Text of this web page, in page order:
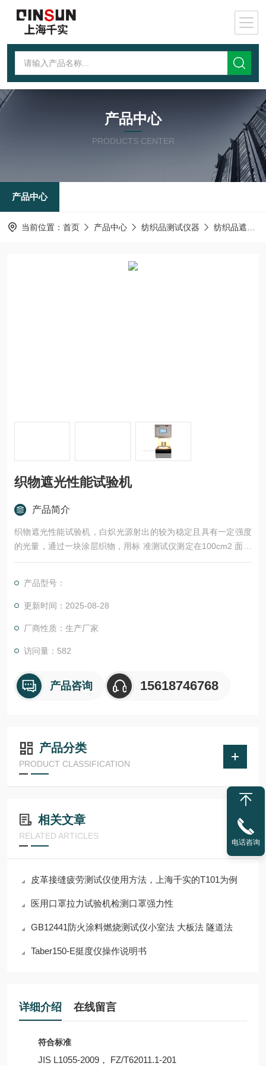
产品中心
PRODUCTS CENTER
产品中心
当前位置： 首页 产品中心 纺织品测试仪器 纺织品遮光性测定仪
织物遮光性能试验机
产品简介
织物遮光性能试验机，白炽光源射出的较为稳定且具有一定强度
的光量，通过一块涂层织物，用标 准测试仪测定在100cm2 面积
上被涂层织物阻挡吸收后透过的光量，并与无试样时的原始光量
产品型号：
更新时间：2025-08-28
厂商性质：生产厂家
访问量：582
产品咨询 15618746768
产品分类
PRODUCT CLASSIFICATION
相关文章
RELATED ARTICLES
皮革接缝疲劳测试仪使用方法，上海千实的T101为例
医用口罩拉力试验机检测口罩强力性
GB12441防火涂料燃烧测试仪小室法 大板法 隧道法
Taber150-E挺度仪操作说明书
详细介绍 在线留言
符合标准
JIS L1055-2009， FZ/T62011.1-201
电话咨询